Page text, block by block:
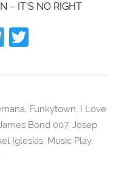
– IT’S NO RIGHT
T
a
m
, Funkytown,
I Love
Bond 007, Josep
Iglesias, Music Play,